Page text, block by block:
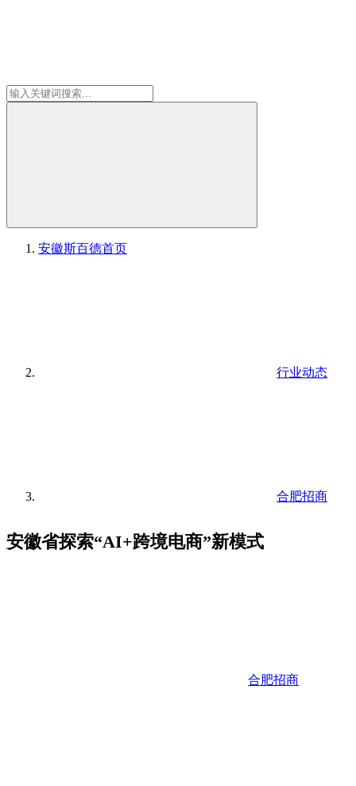
安徽斯百德首页
行业动态
合肥招商
安徽省探索“AI+跨境电商”新模式
合肥招商